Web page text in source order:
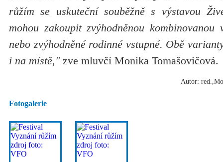
růžím se uskuteční souběžně s výstavou
mohou zakoupit zvýhodněnou kombinovanou
nebo zvýhodněné rodinné vstupné. Obě
i na místě,"zve mluvčí Monika Tomašovičová.
Autor:
Fotogalerie